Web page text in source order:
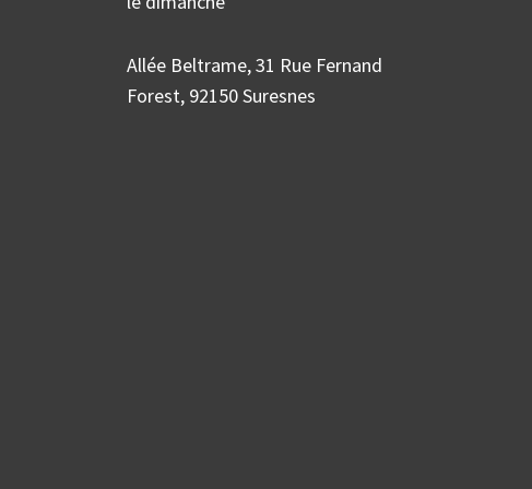
Allée Beltrame, 31 Rue Fernand
Forest, 92150 Suresnes